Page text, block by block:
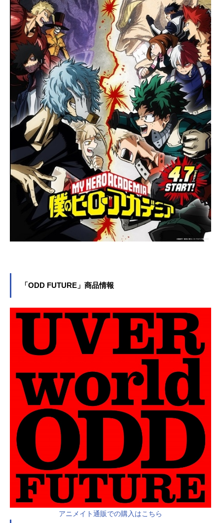
主題歌「REVERSI」UVERworld公開
開始年＆季節2012アニメ映画(C)加藤
和恵／集英社・「青の祓魔師」劇場
版製作委員会2012『劇場版「青の祓
魔師」』公式サイト『青の祓魔
師』...
師スケジュール2017年1月6日（金）
～2017年3月24日（金）TBSほか話
数全12話キャスト奥村燐：岡本信彦
奥村雪男：福山潤杜山しえみ：花澤
香菜勝呂竜士：中井和哉志摩廉造：
遊佐浩二三輪子猫丸：梶裕貴神木出
雲：喜多村英梨クロ：高垣彩陽霧隠
シュラ：佐藤利奈メフィスト・フェ
レス：神谷浩史藤本獅郎：平田広明
勝呂達磨：稲垣隆史志摩柔造：小西
克幸志摩金造：谷山紀章宝生蝮：
M・A・O藤堂三郎...
と言うが……。作品名青の祓魔師島
根啓明結社篇放送形態TVアニメシリ
ーズ青の祓魔師スケジュール2024年
1月6日（土）〜2024年3月23日
（土）TOKYOMX・BS11ほか話数全
12話キャスト奥村燐：岡本信彦奥村
雪男：福山潤杜山しえみ：花澤香菜
勝呂竜士：中井和哉志摩廉造：遊佐
浩二三輪子猫丸：梶裕貴神木出雲：
喜多村英梨クロ：高垣彩陽霧隠シュ
ラ：佐藤利奈アーサー・A・エンジェ
ル：小野大輔ルーイン・ライト：関
智一外道院ミハエル：檜山修之ルシ
フェル：内山昂輝メフィスト・フェ
レス：神谷浩史藤本獅郎：平田広明
スタッフ原作：加藤和恵（集英社
「ジャンプSQ.」連載）監督：吉田大
輔シ...
「ODD FUTURE」商品情報
アニメイト通販での購入はこちら